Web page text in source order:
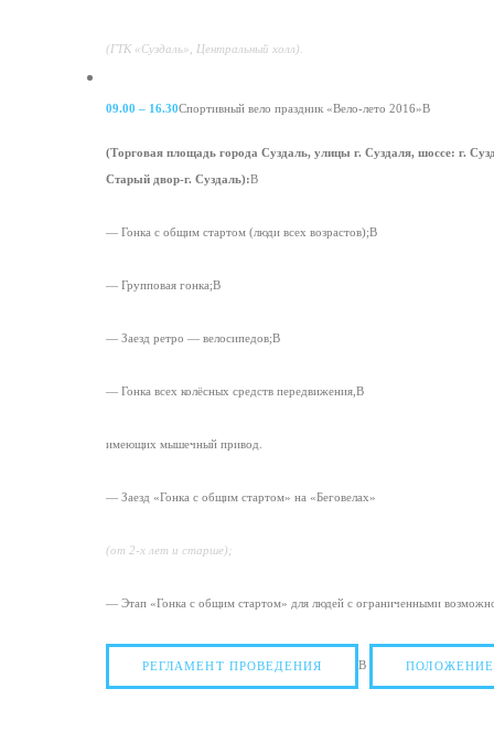
(ГТК «Суздаль», Центральный холл).
09.00 – 16.30Спортивный вело праздник «Вело-лето 2016»В
(Торговая площадь города Суздаль, улицы г. Суздаля, шоссе: г.
Старый двор-г. Суздаль):В
— Гонка с общим стартом (люди всех возрастов);В
— Групповая гонка;В
— Заезд ретро — велосипедов;В
— Гонка всех колёсных средств передвижения,В
имеющих мышечный привод.
— Заезд «Гонка с общим стартом» на «Беговелах»
(от 2-х лет и старше);
— Этап «Гонка с общим стартом» для людей с ограниченными
РЕГЛАМЕНТ ПРОВЕДЕНИЯ В ПОЛОЖЕНИЕ